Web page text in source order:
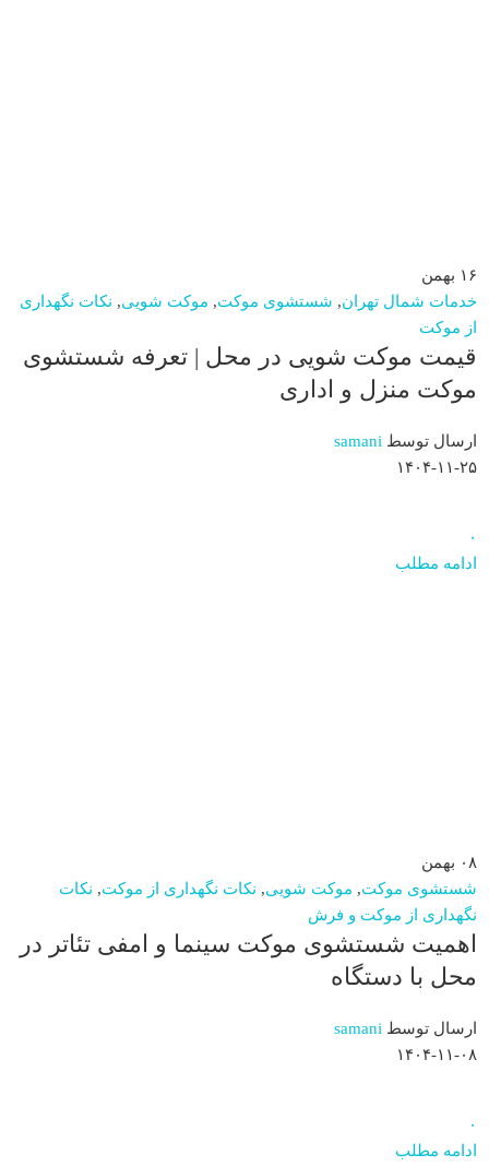
۱۶ بهمن
خدمات شمال تهران, شستشوی موکت, موکت شویی, نکات نگهداری
از موکت
قیمت موکت شویی در محل | تعرفه شستشوی
موکت منزل و اداری
ارسال توسط samani
۱۴۰۴-۱۱-۲۵
۰
ادامه مطلب
۰۸ بهمن
شستشوی موکت, موکت شویی, نکات نگهداری از موکت, نکات
نگهداری از موکت و فرش
اهمیت شستشوی موکت سینما و امفی ‌تئاتر در
محل با دستگاه
ارسال توسط samani
۱۴۰۴-۱۱-۰۸
۰
ادامه مطلب